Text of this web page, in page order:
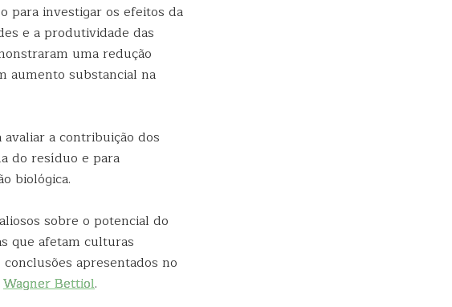
para investigar os efeitos da
e a produtividade das
uma redução
aumento substancial na
a contribuição dos
do resíduo e para
biológica.
sobre o potencial do
que afetam culturas
apresentados no
Wagner Bettiol.